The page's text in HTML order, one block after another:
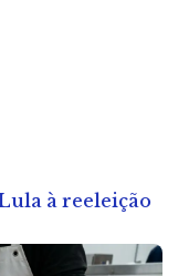
à reeleição